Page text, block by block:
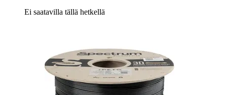
Ei saatavilla tällä hetkellä